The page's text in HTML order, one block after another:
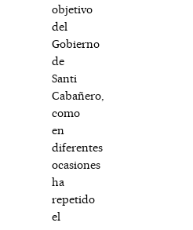
objetivo
del
Gobierno
de
Santi
Cabañero,
como
en
diferentes
ocasiones
ha
repetido
el